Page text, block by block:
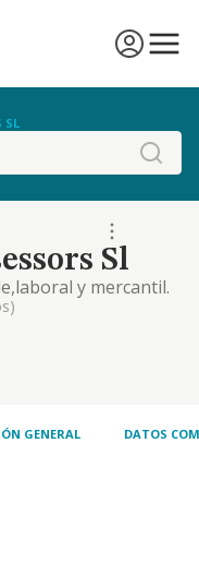
SL
Sl
y mercantil.
GENERAL DATOS